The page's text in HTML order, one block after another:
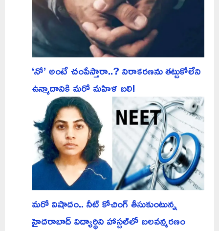
‘నో’ అంటే చంపేస్తారా..? నిరాకరణను తట్టుకోలేని
ఉన్మాదానికి మరో మహిళ బలి!
మరో విషాదం.. నీట్ కోచింగ్ తీసుకుంటున్న
హైదరాబాద్ విద్యార్థిని హాస్టల్‌లో బలవన్మరణం